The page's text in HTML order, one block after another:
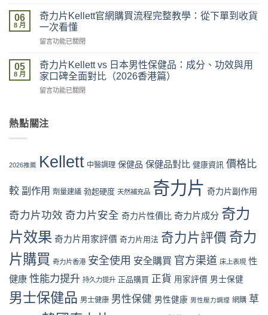
網
vs
房
網
店
代
險
全
析〉
中
新
攻
官
網
惠、
裝
與
最
購
買
機〉
力
片
Kellett
評
係
咪
可
信？
評
與
購
指
中
06
8 月
奇力片Kellett官網購買流程完整教學：從下單到收貨
一次看懂
在
力
片
Kellett
官
買
整
從
單
收
貨
一
次
看
懂〉
中
留言功能已關閉
05
8 月
奇力片Kellett vs 日本男性保健品：成分、功效與用
家口碑全面對比（2026香港篇）
在
片
Kellett
本
保
品：
成
分、
功
效
與
用
家
口
碑
全
留言功能已關閉
熱點關注
2026推薦 Kellett 中醫調理 保健品 保健品對比 健康資訊 價格比
較 副作用 劑量建議 勃起硬度 天然補充品 奇力片 奇力片副作用
奇力片功效 奇力片安全 奇力片性價比 奇力片成分 奇力
片效果 奇力片用家評價 奇力片用法 奇力片評價 奇力
片購買 奇力片香港 安全使用 安全購買 官方渠道 床上表現 性
健康 性能力提升 持久力提升 正品購買 正貨 用家評價 男士保健
男士保健品 男士健康 男性保健 男性健康 男性壓力調理 網購 草